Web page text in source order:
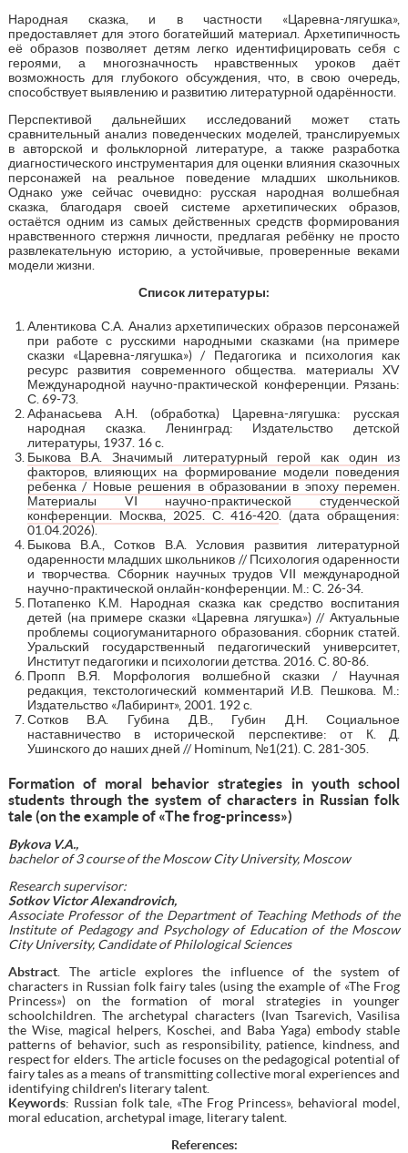
Народная сказка, и в частности «Царевна-лягушка»,
предоставляет для этого богатейший материал. Архетипичность
её образов позволяет детям легко идентифицировать себя с
героями, а многозначность нравственных уроков даёт
возможность для глубокого обсуждения, что, в свою очередь,
способствует выявлению и развитию литературной одарённости.
Перспективой дальнейших исследований может стать
сравнительный анализ поведенческих моделей, транслируемых
в авторской и фольклорной литературе, а также разработка
диагностического инструментария для оценки влияния сказочных
персонажей на реальное поведение младших школьников.
Однако уже сейчас очевидно: русская народная волшебная
сказка, благодаря своей системе архетипических образов,
остаётся одним из самых действенных средств формирования
нравственного стержня личности, предлагая ребёнку не просто
развлекательную историю, а устойчивые, проверенные веками
модели жизни.
Список литературы:
Алентикова С.А. Анализ архетипических образов персонажей
при работе с русскими народными сказками (на примере
сказки «Царевна-лягушка») / Педагогика и психология как
ресурс развития современного общества. материалы XV
Международной научно-практической конференции. Рязань:
С. 69-73.
Афанасьева А.Н. (обработка) Царевна-лягушка: русская
народная сказка. Ленинград: Издательство детской
литературы, 1937. 16 с.
Быкова В.А. Значимый литературный герой как один из
факторов, влияющих на формирование модели поведения
ребенка / Новые решения в образовании в эпоху перемен.
Материалы VI научно-практической студенческой
конференции. Москва, 2025. С. 416-420 . (дата обращения:
01.04.2026).
Быкова В.А., Сотков В.А. Условия развития литературной
одаренности младших школьников // Психология одаренности
и творчества. Сборник научных трудов VII международной
научно-практической онлайн-конференции. М.: С. 26-34.
Потапенко К.М. Народная сказка как средство воспитания
детей (на примере сказки «Царевна лягушка») // Актуальные
проблемы социогуманитарного образования. сборник статей.
Уральский государственный педагогический университет,
Институт педагогики и психологии детства. 2016. С. 80-86.
Пропп В.Я. Морфология волшебной сказки / Научная
редакция, текстологический комментарий И.В. Пешкова. М.:
Издательство «Лабиринт», 2001. 192 с.
Сотков В.А. Губина Д.В., Губин Д.Н. Социальное
наставничество в исторической перспективе: от К. Д.
Ушинского до наших дней // Hominum, №1(21). С. 281-305.
Formation of moral behavior strategies in youth school
students through the system of characters in Russian folk
tale (on the example of «The frog-princess»)
Bykova V.A.,
bachelorof 3 course of the Moscow City University, Moscow
Research supervisor:
Sotkov Victor Alexandrovich,
Associate Professor of the Department of Teaching Methods of the
Institute of Pedagogy and Psychology of Education of the Moscow
City University, Candidate of Philological Sciences
Abstract. The article explores the influence of the system of
characters in Russian folk fairy tales (using the example of «The Frog
Princess») on the formation of moral strategies in younger
schoolchildren. The archetypal characters (Ivan Tsarevich, Vasilisa
the Wise, magical helpers, Koschei, and Baba Yaga) embody stable
patterns of behavior, such as responsibility, patience, kindness, and
respect for elders. The article focuses on the pedagogical potential of
fairy tales as a means of transmitting collective moral experiences and
identifying children's literary talent.
Keywords: Russian folk tale, «The Frog Princess», behavioral model,
moral education, archetypal image, literary talent.
References: